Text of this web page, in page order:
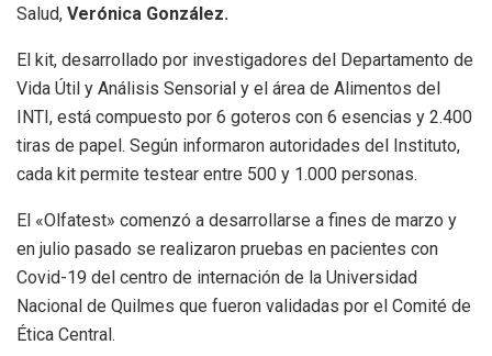
Salud, Verónica González.
El kit, desarrollado por investigadores del Departamento de
Vida Útil y Análisis Sensorial y el área de Alimentos del
INTI, está compuesto por 6 goteros con 6 esencias y 2.400
tiras de papel. Según informaron autoridades del Instituto,
cada kit permite testear entre 500 y 1.000 personas.
El «Olfatest» comenzó a desarrollarse a fines de marzo y
en julio pasado se realizaron pruebas en pacientes con
Covid-19 del centro de internación de la Universidad
Nacional de Quilmes que fueron validadas por el Comité de
Ética Central.